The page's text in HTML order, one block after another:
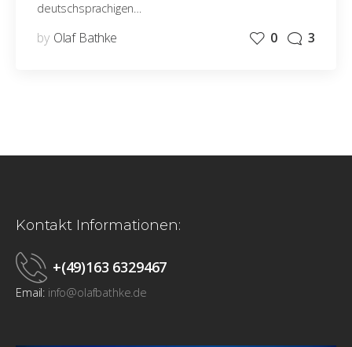
deutschsprachigen…
by Olaf Bathke 0 3
Kontakt Informationen:
+(49)163 6329467
Email: info@olafbathke.de